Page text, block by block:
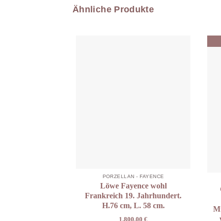
Ähnliche Produkte
PORZELLAN - FAYENCE
Löwe Fayence wohl
Frankreich 19. Jahrhundert.
H.76 cm, L. 58 cm.
1.800,00€